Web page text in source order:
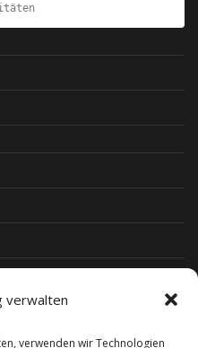
verwalten
verwenden wir Technologien